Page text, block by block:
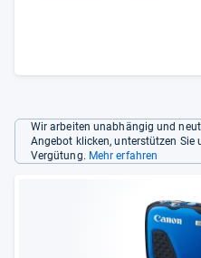
Wir arbeiten unabhängig und
Angebot klicken, unterstützen Sie
Vergütung. Mehr erfahren